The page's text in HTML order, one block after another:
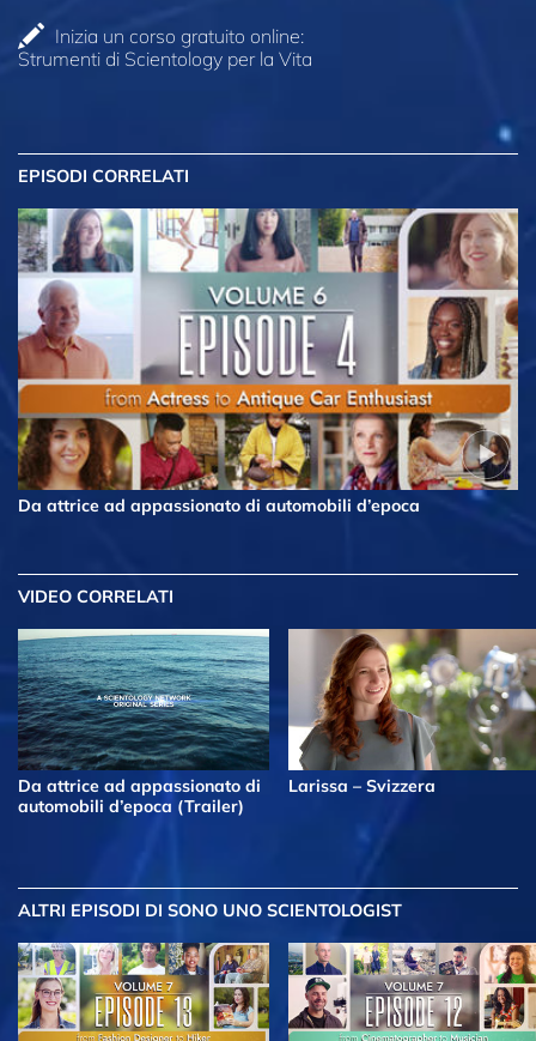
Inizia un corso gratuito online:
Strumenti di Scientology per la Vita
EPISODI CORRELATI
Da attrice ad appassionato di automobili d’epoca
VIDEO CORRELATI
Da attrice ad appassionato di
automobili d’epoca (Trailer)
Larissa – Svizzera
ALTRI EPISODI DI SONO UNO SCIENTOLOGIST